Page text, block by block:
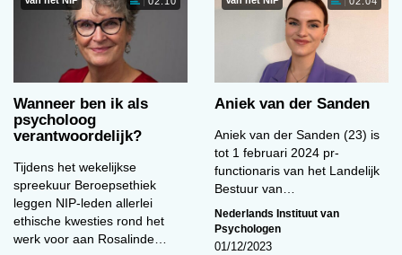
Wanneer ben ik als
psycholoog
verantwoordelijk?
Tijdens het wekelijkse
spreekuur Beroepsethiek
leggen NIP-leden allerlei
ethische kwesties rond het
werk voor aan Rosalinde…
Aniek van der Sanden
Aniek van der Sanden (23) is
tot 1 februari 2024 pr-
functionaris van het Landelijk
Bestuur van…
Nederlands Instituut van
Psychologen
01/12/2023